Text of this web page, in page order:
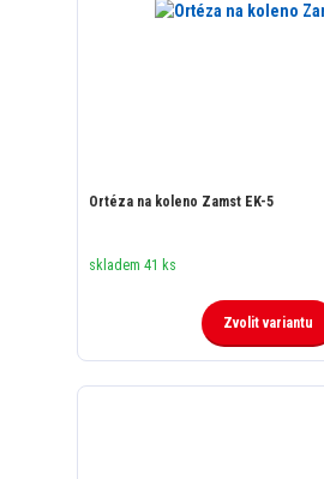
Ortéza na koleno Zamst EK-5
skladem 41 ks
Zvolit variantu